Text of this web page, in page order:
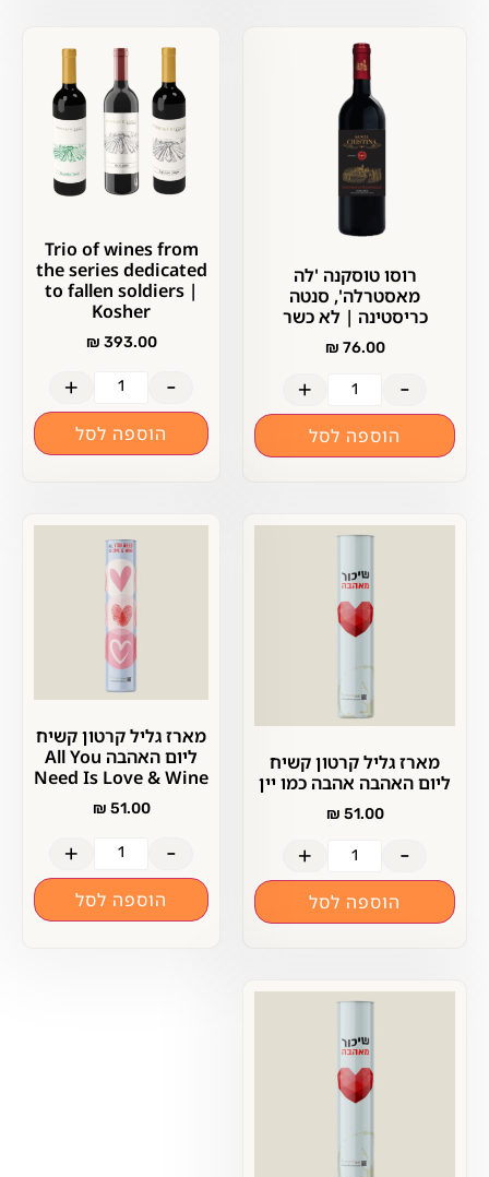
רוסו טוסקנה 'לה
מאסטרלה', סנטה
כריסטינה | לא כשר
₪ 76.00
-
+
הוספה לסל
Trio of wines from
the series dedicated
to fallen soldiers |
Kosher
₪ 393.00
-
+
הוספה לסל
מארז גליל קרטון קשיח
ליום האהבה אהבה כמו יין
₪ 51.00
-
+
הוספה לסל
מארז גליל קרטון קשיח
ליום האהבה All You
Need Is Love & Wine
₪ 51.00
-
+
הוספה לסל